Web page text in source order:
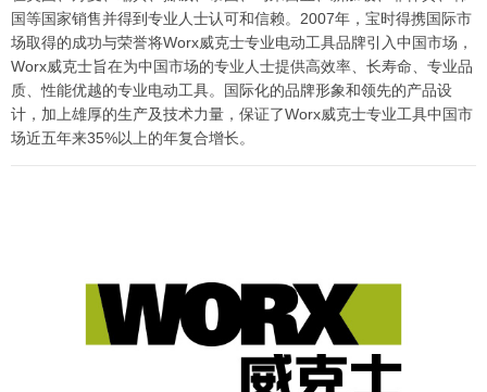
国等国家销售并得到专业人士认可和信赖。2007年，宝时得携国际市
场取得的成功与荣誉将Worx威克士专业电动工具品牌引入中国市场，
Worx威克士旨在为中国市场的专业人士提供高效率、长寿命、专业品
质、性能优越的专业电动工具。国际化的品牌形象和领先的产品设
计，加上雄厚的生产及技术力量，保证了Worx威克士专业工具中国市
场近五年来35%以上的年复合增长。